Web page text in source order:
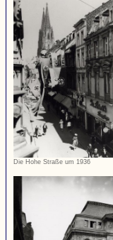
Die Hohe Straße um 1936